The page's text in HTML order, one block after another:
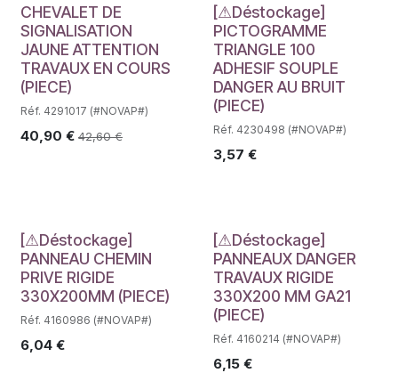
Déstockage
CHEVALET DE
SIGNALISATION
JAUNE ATTENTION
TRAVAUX EN COURS
(PIECE)
Réf. 4291017 (#NOVAP#)
40,90 € 42,60€
Déstockage
[⚠Déstockage]
PICTOGRAMME
TRIANGLE 100
ADHESIF SOUPLE
DANGER AU BRUIT
(PIECE)
Réf. 4230498 (#NOVAP#)
3,57 €
Déstockage
[⚠Déstockage]
PANNEAU CHEMIN
PRIVE RIGIDE
330X200MM (PIECE)
Réf. 4160986 (#NOVAP#)
6,04 €
Déstockage
[⚠Déstockage]
PANNEAUX DANGER
TRAVAUX RIGIDE
330X200 MM GA21
(PIECE)
Réf. 4160214 (#NOVAP#)
6,15€